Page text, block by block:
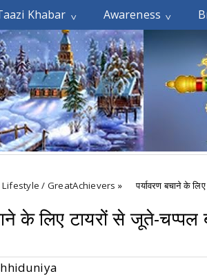
Khabar Awareness
Lifestyle / GreatAchievers » पर्यावरण बचाने के
के लिए टायरों से जूते-